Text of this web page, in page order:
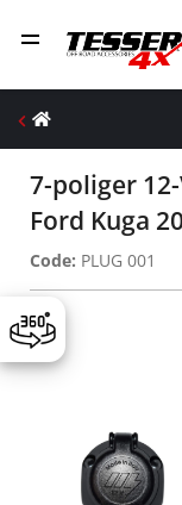
7-poliger
Ford Kuga
Code: PLUG 001